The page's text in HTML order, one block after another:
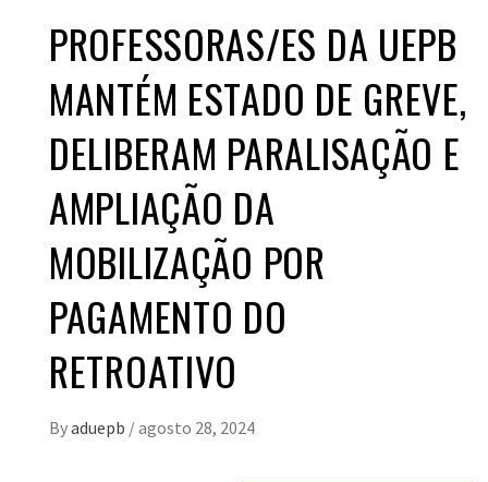
PROFESSORAS/ES DA UEPB
MANTÉM ESTADO DE GREVE,
DELIBERAM PARALISAÇÃO E
AMPLIAÇÃO DA
MOBILIZAÇÃO POR
PAGAMENTO DO
RETROATIVO
Byaduepb /agosto 28, 2024